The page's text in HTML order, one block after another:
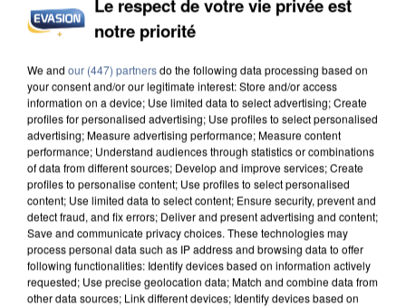
UN SECOND CADRE DE LA DZ MAFIA
INTERPELLÉ EN ALGÉRIE
Le respect de votre vie privée est
notre priorité
We and our (447) partnersdo the following data processing based on
your consent and/or our legitimate interest: Store and/or access
information on a device; Use limited data to select advertising; Create
profiles for personalised advertising; Use profiles to select personalised
advertising; Measure advertising performance; Measure content
performance; Understand audiences through statistics or combinations
of data from different sources; Develop and improve services; Create
profiles to personalise content; Use profiles to select personalised
content; Use limited data to select content; Ensure security, prevent and
detect fraud, and fix errors; Deliver and present advertising and content;
Save and communicate privacy choices. These technologies may
process personal data such as IP address and browsing data to offer
following functionalities: Identify devices based on information actively
requested; Use precise geolocation data; Match and combine data from
other data sources; Link different devices; Identify devices based on